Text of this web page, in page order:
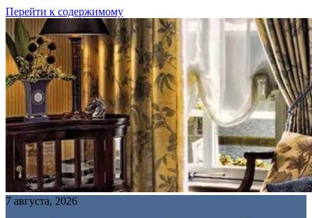
Перейти к содержимому
7 августа, 2026